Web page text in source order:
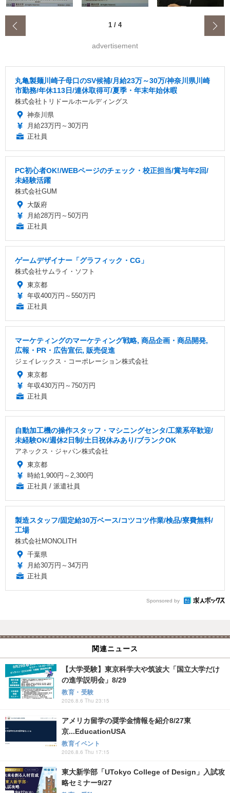
1 / 4
advertisement
丸亀製麺川崎子母口のSV候補/月給23万～30万/神奈川県川崎
市勤務/年休113日/連休取得可/夏季・年末年始休暇
株式会社トリドールホールディングス
神奈川県
月給23万円～30万円
正社員
PC初心者OK!/WEBページのチェック・校正担当/賞与年2回/
未経験活躍
株式会社GUM
大阪府
月給28万円～50万円
正社員
ゲームデザイナー「グラフィック・CG」
株式会社サムライ・ソフト
東京都
年収400万円～550万円
正社員
マーケティングのマーケティング戦略, 商品企画・商品開発,
広報・PR・広告宣伝, 販売促進
ジェイレックス・コーポレーション株式会社
東京都
年収430万円～750万円
正社員
自動加工機の操作スタッフ・マシニングセンタ/工業系卒歓迎/
未経験OK/週休2日制/土日祝休みあり/ブランクOK
アネックス・ジャパン株式会社
東京都
時給1,900円～2,300円
正社員 / 派遣社員
製造スタッフ/固定給30万ベース/コツコツ作業/検品/寮費無料/
工場
株式会社MONOLITH
千葉県
月給30万円～34万円
正社員
Sponsored by
関連ニュース
【大学受験】東京科学大や筑波大「国立大学だけ
の進学説明会」8/29
教育・受験
2026.8.6 Thu 23:15
アメリカ留学の奨学金情報を紹介8/27東
京...EducationUSA
教育イベント
2026.8.6 Thu 17:15
東大新学部「UTokyo College of Design」入試攻
略セミナー9/27